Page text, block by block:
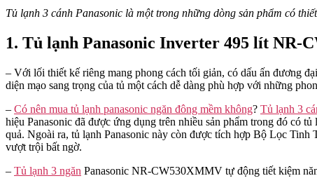
Tủ lạnh 3 cánh Panasonic là một trong những dòng sản phẩm có
1. Tủ lạnh Panasonic Inverter 495 lít NR-
– Với lối thiết kế riêng mang phong cách tối giản, có dấu ấn đương
diện mạo sang trọng của tủ một cách dễ dàng phù hợp với những
– Có nên mua tủ lạnh panasonic ngăn đông mềm không? Tủ lạnh 3
hiệu Panasonic đã được ứng dụng trên nhiều sản phẩm trong đó có
quả. Ngoài ra, tủ lạnh Panasonic này còn được tích hợp Bộ Lọc
vượt trội bất ngờ.
– Tủ lạnh 3 ngăn Panasonic NR-CW530XMMV tự động tiết kiệm